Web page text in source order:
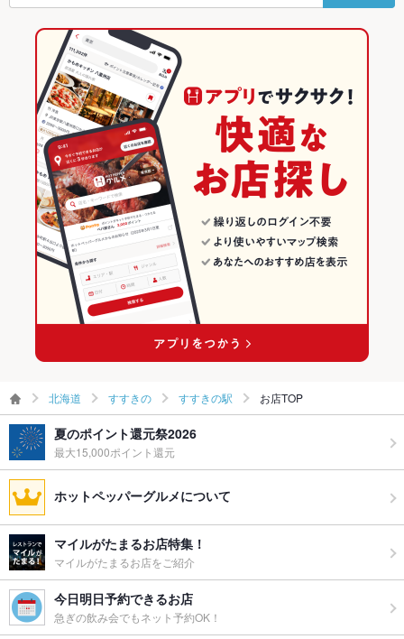
英語メニュ
あり
その他設備 店舗からのご連絡は011-521-2929からご連絡させて頂きます。
その他
飲み放題 あり
食べ放題 あり
カクテル充実、焼酎充実
お子様連れOK ：設備等お電話にてお問い合わせください。
お電話にてご相談ください。
すすきの駅 × 焼肉
韓国料理
韓国料理全般
すすきの × 韓国料理
すすきの × 韓国料理全般
すすきの駅 × 韓国料理
すすきの駅 × 韓国料理全般
すすきの駅 × 韓国料理全般
北海道 × 焼肉・ホルモン
北海道 × 焼肉
北海道 × 韓国料理
北海道 × 韓国料理全般
北海道の焼肉・ホルモンランキング
すすきののグルメランキング
すすきのの焼肉・ホルモンランキング
すすきの駅のグルメランキング
すすきの駅の焼肉・ホルモンランキング
北海道 すすきの すすきの駅 お店TOP
夏のポイント還元祭2026
最大15,000ポイント還元
ホットペッパーグルメについて
マイルがたまるお店特集！
マイルがたまるお店をご紹介
今日明日予約できるお店
急ぎの飲み会でもネット予約OK！